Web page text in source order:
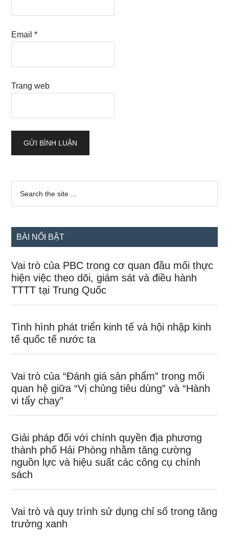
Email*
Trang web
Sidebar
chính
...
BÀI NỔI BẬT
Vai trò của PBC trong cơ quan đầu mối thực
hiện việc theo dõi, giám sát và điều hành
TTTT tại Trung Quốc
Tình hình phát triển kinh tế và hội nhập kinh
tế quốc tế nước ta
Vai trò của “Đánh giá sản phẩm” trong mối
quan hệ giữa “Vị chủng tiêu dùng” và “Hành
vi tẩy chay”
Giải pháp đối với chính quyền địa phương
thành phố Hải Phòng nhằm tăng cường
nguồn lực và hiệu suất các công cụ chính
sách
Vai trò và quy trình sử dụng chỉ số trong tăng
trưởng xanh